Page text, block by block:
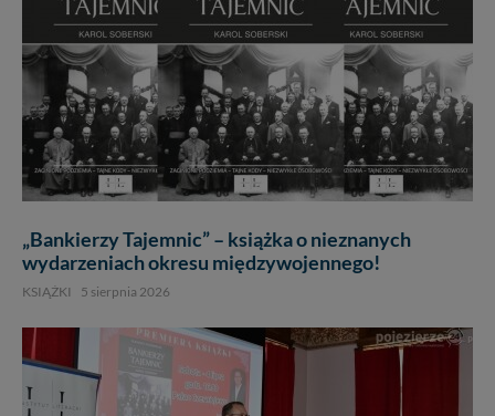
„Bankierzy Tajemnic” – książka o nieznanych
wydarzeniach okresu międzywojennego!
KSIĄŻKI 5 sierpnia 2026